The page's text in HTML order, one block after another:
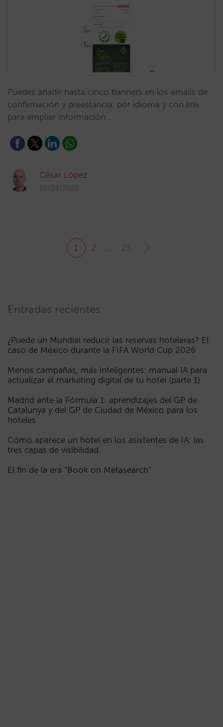
Puedes añadir hasta cinco banners en los emails de
confirmación y preestancia, por idioma y con link
para ampliar información…
César López
22/04/2022
1 2 25
Entradas recientes
¿Puede un Mundial reducir las reservas hoteleras? El
caso de México durante la FIFA World Cup 2026
Menos campañas, más inteligentes: manual IA para
actualizar el marketing digital de tu hotel (parte 1)
Madrid ante la Fórmula 1: aprendizajes del GP de
Catalunya y del GP de Ciudad de México para los
hoteles
Cómo aparece un hotel en los asistentes de IA: las
tres capas de visibilidad
El fin de la era “Book on Metasearch”